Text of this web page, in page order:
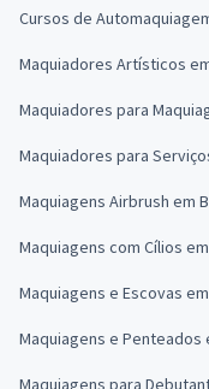
Cursos de
Maquiadores Artísticos
Maquiadores para
Maquiadores para
Maquiagens Airbrush em
Maquiagens com Cílios
Maquiagens e Escovas
Maquiagens e Penteados
Maquiagens para